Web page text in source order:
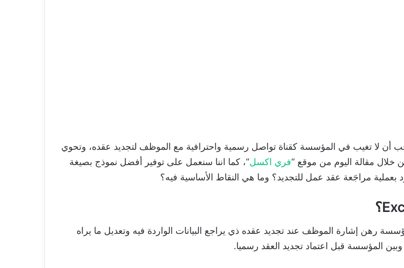
أن لا تغيب في المؤسسة كقناة تواصل رسمية واحترافية مع الموظف لتجديد عقده، وتحوي
خلال مقالة اليوم من موقع “فري اكسل“، كما اننا سنعمل على توفير أفضل نموذج بصيغة
مراجَعة عقد عمل للتجديد؟ وما هي النقاط الأساسية فيه؟
رهن إشارة الموظف عند تجديد عقده ذي يراجع البيانات الواردة فيه وتعديل ما يراه
المؤسسة قبل اعتماد تجديد العقد رسميا.